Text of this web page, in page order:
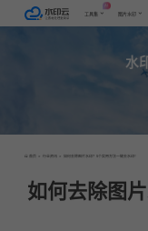
工具集 图片水印
水
首页 > 行业资讯 > 如何去除图片水印？5个实用方法一键去水印！
如何去除图